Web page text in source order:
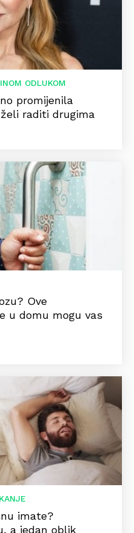
ODLUKOM
promijenila
raditi drugima
Ove
u domu mogu vas
imate?
a jedan oblik